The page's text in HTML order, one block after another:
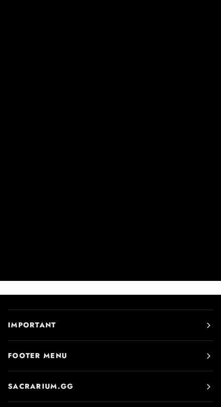
IMPORTANT
FOOTER MENU
SACRARIUM.GG